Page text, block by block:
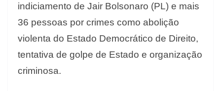
indiciamento de Jair Bolsonaro (PL) e mais
36 pessoas por crimes como abolição
violenta do Estado Democrático de Direito,
tentativa de golpe de Estado e organização
criminosa.